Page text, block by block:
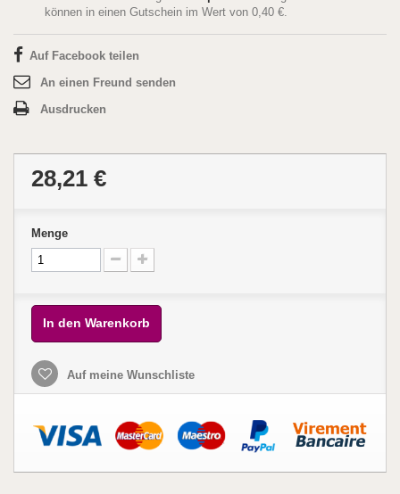
können in einen Gutschein im Wert von 0,40 €
Auf Facebook teilen
An einen Freund senden
Ausdrucken
28,21 €
Menge
In den Warenkorb
Auf meine Wunschliste